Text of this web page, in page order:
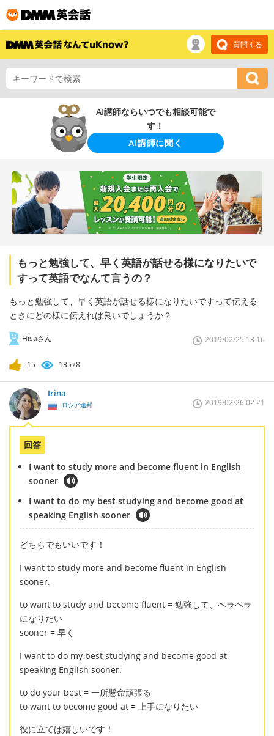
質問する
AI講師ならいつでも相談可能で
す！
AI講師に聞く
もっと勉強して、早く英語が話せる様になりたいで
すって英語でなんて言うの？
もっと勉強して、早く英語が話せる様になりたいですって伝える
ときにどの様に伝えれば良いでしょうか？
Hisaさん 2019/02/25 13:16
15 13578
Irina
ロシア連邦 2019/02/26 02:21
回答
I want to study more and become fluent in English
sooner
I want to do my best studying and become good at
speaking English sooner
どちらでもいいです！
I want to study more and become fluent in English
sooner.
to want to study and become fluent = 勉強して、ペラペラ
になりたい
sooner = 早く
I want to do my best studying and become good at
speaking English sooner.
to do your best = 一所懸命頑張る
to want to become good at = 上手になりたい
役に立てば嬉しいです！